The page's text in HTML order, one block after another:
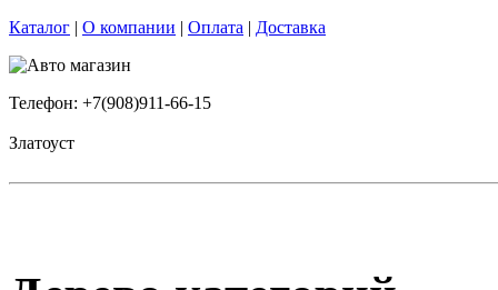
Каталог | О компании | Оплата | Доставка
Телефон: +7(908)911-66-15
Златоуст